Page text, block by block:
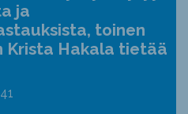
ja
toinen
Krista Hakala tietää